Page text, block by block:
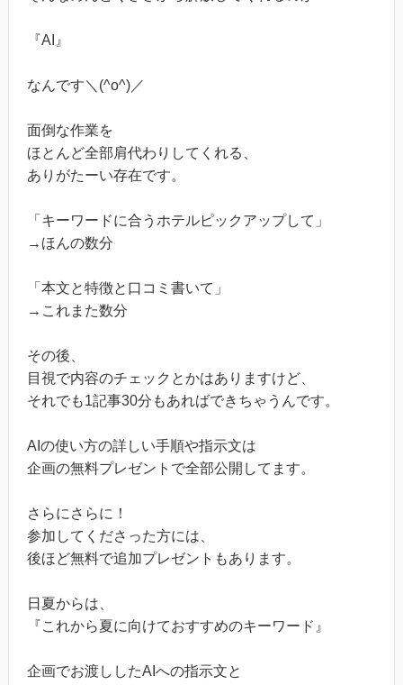
『AI』
なんです＼(^o^)／
面倒な作業を
ほとんど全部肩代わりしてくれる、
ありがたーい存在です。
「キーワードに合うホテルピックアップして」
→ほんの数分
「本文と特徴と口コミ書いて」
→これまた数分
その後、
目視で内容のチェックとかはありますけど、
それでも1記事30分もあればできちゃうんです。
AIの使い方の詳しい手順や指示文は
企画の無料プレゼントで全部公開してます。
さらにさらに！
参加してくださった方には、
後ほど無料で追加プレゼントもあります。
日夏からは、
『これから夏に向けておすすめのキーワード』
企画でお渡ししたAIへの指示文と